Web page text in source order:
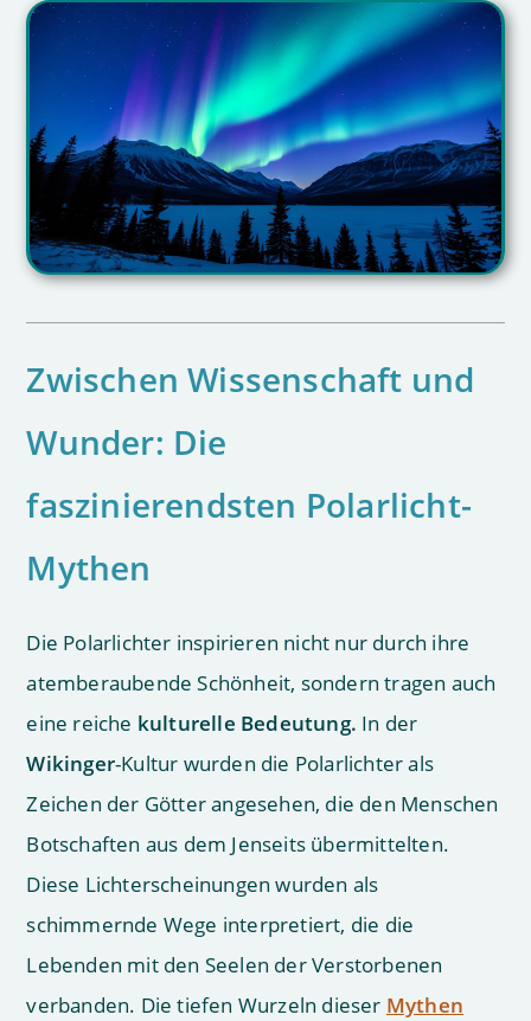
Zwischen Wissenschaft und
Wunder: Die
faszinierendsten Polarlicht-
Mythen
Die Polarlichter inspirieren nicht nur durch ihre
atemberaubende Schönheit, sondern tragen auch
eine reiche kulturelle Bedeutung. In der
Wikinger-Kultur wurden die Polarlichter als
Zeichen der Götter angesehen, die den Menschen
Botschaften aus dem Jenseits übermittelten.
Diese Lichterscheinungen wurden als
schimmernde Wege interpretiert, die die
Lebenden mit den Seelen der Verstorbenen
verbanden. Die tiefen Wurzeln dieser Mythen